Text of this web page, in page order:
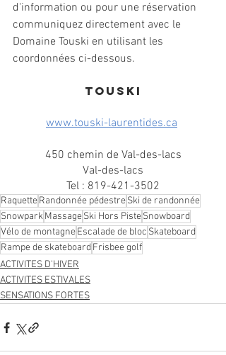
d'information ou pour une réservation
communiquez directement avec le
Domaine Touski en utilisant les
coordonnées ci-dessous.
Touski
www.touski-laurentides.ca
450 chemin de Val-des-lacs
Val-des-lacs
Tel : 819-421-3502
RaquetteRandonnée pédestreSki de randonnée
SnowparkMassageSki Hors PisteSnowboard
Vélo de montagneEscalade de bloc Skateboard
Rampe de skateboardFrisbee golf
ACTIVITES D'HIVER
ACTIVITES ESTIVALES
SENSATIONS FORTES